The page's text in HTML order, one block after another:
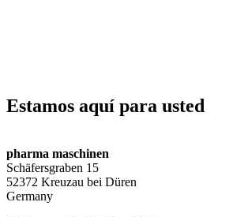
Estamos aquí para usted
pharma maschinen
Schäfersgraben 15
52372 Kreuzau bei Düren
Germany